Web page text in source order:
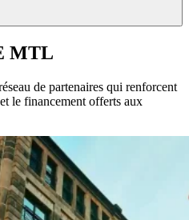
MTL
de partenaires qui renforcent
le financement offerts aux